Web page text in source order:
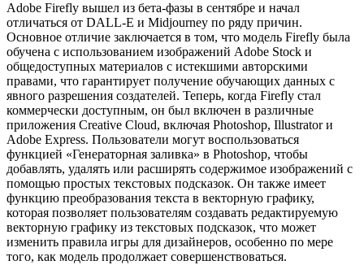
Adobe Firefly вышел из бета-фазы в сентябре и начал
отличаться от DALL-E и Midjourney по ряду причин.
Основное отличие заключается в том, что модель Firefly была
обучена с использованием изображений Adobe Stock и
общедоступных материалов с истекшими авторскими
правами, что гарантирует получение обучающих данных с
явного разрешения создателей. Теперь, когда Firefly стал
коммерчески доступным, он был включен в различные
приложения Creative Cloud, включая Photoshop, Illustrator и
Adobe Express. Пользователи могут воспользоваться
функцией «Генераторная заливка» в Photoshop, чтобы
добавлять, удалять или расширять содержимое изображений с
помощью простых текстовых подсказок. Он также имеет
функцию преобразования текста в векторную графику,
которая позволяет пользователям создавать редактируемую
векторную графику из текстовых подсказок, что может
изменить правила игры для дизайнеров, особенно по мере
того, как модель продолжает совершенствоваться.